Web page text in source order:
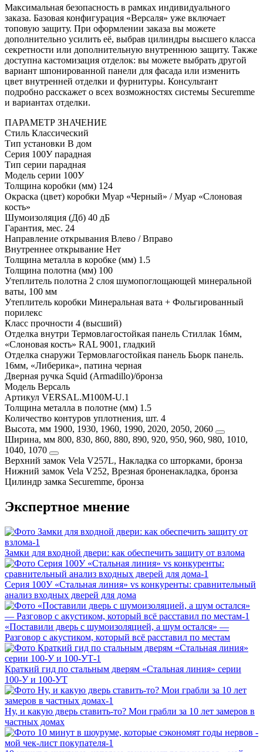
Максимальная безопасность в рамках индивидуального
заказа. Базовая конфигурация «Версаля» уже включает
топовую защиту. При оформлении заказа вы можете
дополнительно усилить её, выбрав цилиндры высшего класса
секретности или дополнительную внутреннюю защиту. Также
доступна кастомизация отделок: вы можете выбрать другой
вариант шпонированной панели для фасада или изменить
цвет внутренней отделки и фурнитуры. Консультант
подробно расскажет о всех возможностях системы Securemme
и вариантах отделки.
ПАРАМЕТР ЗНАЧЕНИЕ
Стиль Классический
Тип установки В дом
Серия 100У парадная
Тип серии парадная
Модель серии 100У
Толщина коробки (мм) 124
Окраска (цвет) коробки Муар «Черный» / Муар «Слоновая
кость»
Шумоизоляция (Дб) 40 дБ
Гарантия, мес. 24
Направление открывания Влево / Вправо
Внутреннее открывание Нет
Толщина металла в коробке (мм) 1.5
Толщина полотна (мм) 100
Утеплитель полотна 2 слоя шумопоглощающей минеральной
ваты, 100 мм
Утеплитель коробки Минеральная вата + Фольгированный
порилекс
Класс прочности 4 (высший)
Отделка внутри Термовлагостойкая панель Стиллак 16мм,
«Слоновая кость» RAL 9001, гладкий
Отделка снаружи Термовлагостойкая панель Бьорк панель.
16мм, «Либерика», патина черная
Дверная ручка Squid (Armadillo)/бронза
Модель Версаль
Артикул VERSAL.M100M-U.1
Толщина металла в полотне (мм) 1.5
Количество контуров уплотнения, шт. 4
Высота, мм 1900, 1930, 1960, 1990, 2020, 2050, 2060
Ширина, мм 800, 830, 860, 880, 890, 920, 950, 960, 980, 1010,
1040, 1070
Верхний замок Vela V257L, Накладка со шторками, бронза
Нижний замок Vela V252, Врезная броненакладка, бронза
Цилиндр замка Securemme, бронза
Экспертное мнение
Замки для входной двери: как обеспечить защиту от взлома
Серия 100У «Стальная линия» vs конкуренты: сравнительный
анализ входных дверей для дома
«Поставили дверь с шумоизоляцией, а шум остался» —
Разговор с акустиком, который всё расставил по местам
Краткий гид по стальным дверям «Стальная линия» серии
100‑У и 100‑УТ
Ну, и какую дверь ставить-то? Мои грабли за 10 лет замеров в
частных домах